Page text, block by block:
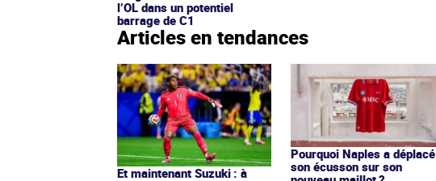
l’OL dans un potentiel
barrage de C1
Articles en tendances
Et maintenant Suzuki : à
Pourquoi Naples a déplacé
son écusson sur son